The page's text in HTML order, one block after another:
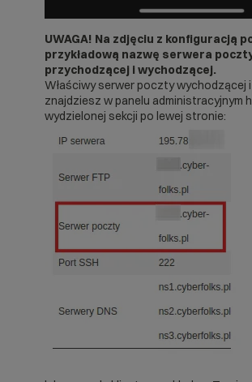
UWAGA! Na zdjęciu z konfiguracją
przykładową nazwę serwera
przychodzącej i wychodzącej.
Właściwy serwer poczty wychodzącej
znajdziesz w panelu administracyjnym
wydzielonej sekcji po lewej stronie: